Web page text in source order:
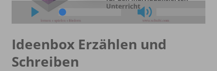
Ideenbox Erzählen und
Schreiben